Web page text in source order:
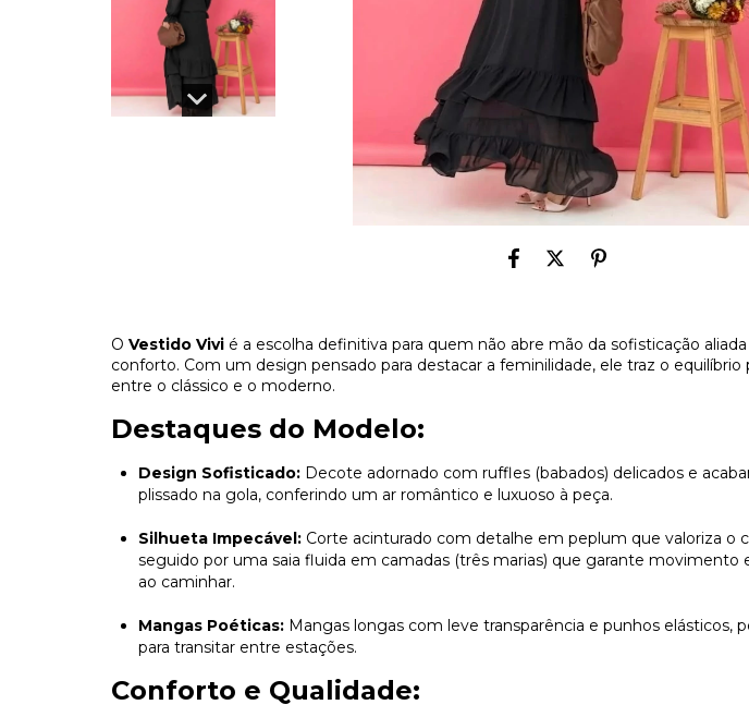
O Vestido Vivi é a escolha definitiva para quem não abre mão da sofisticação aliada
conforto. Com um design pensado para destacar a feminilidade, ele traz o equilíbrio
entre o clássico e o moderno.
Destaques do Modelo:
Design Sofisticado: Decote adornado com ruffles (babados) delicados e
plissado na gola, conferindo um ar romântico e luxuoso à peça.
Silhueta Impecável: Corte acinturado com detalhe em peplum que valoriza o
seguido por uma saia fluida em camadas (três marias) que garante movimento
ao caminhar.
Mangas Poéticas: Mangas longas com leve transparência e punhos elásticos,
para transitar entre estações.
Conforto e Qualidade: